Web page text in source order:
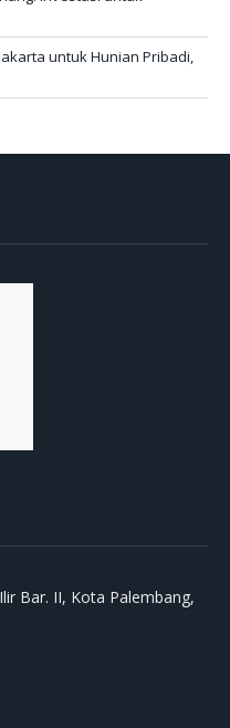
untuk Hunian Pribadi,
Bar. II, Kota Palembang,